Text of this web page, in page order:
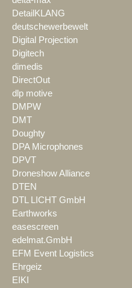
DetailKLANG
deutschewerbewelt
Digital Projection
Digitech
dimedis
DirectOut
dlp motive
DMPW
DMT
Doughty
DPA Microphones
DPVT
Droneshow Alliance
DTEN
DTL LICHT GmbH
Earthworks
easescreen
edelmat.GmbH
EFM Event Logistics
Ehrgeiz
EIKI